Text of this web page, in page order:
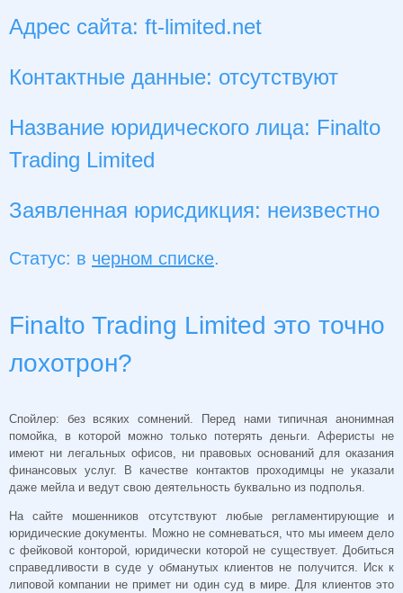
Адрес сайта: ft-limited.net
Контактные данные: отсутствуют
Название юридического лица: Finalto
Trading Limited
Заявленная юрисдикция: неизвестно
Статус: в черном списке.
Finalto Trading Limited это точно
лохотрон?
Спойлер: без всяких сомнений. Перед нами типичная анонимная
помойка, в которой можно только потерять деньги. Аферисты не
имеют ни легальных офисов, ни правовых оснований для оказания
финансовых услуг. В качестве контактов проходимцы не указали
даже мейла и ведут свою деятельность буквально из подполья.
На сайте мошенников отсутствуют любые регламентирующие и
юридические документы. Можно не сомневаться, что мы имеем дело
с фейковой конторой, юридически которой не существует. Добиться
справедливости в суде у обманутых клиентов не получится. Иск к
липовой компании не примет ни один суд в мире. Для клиентов это